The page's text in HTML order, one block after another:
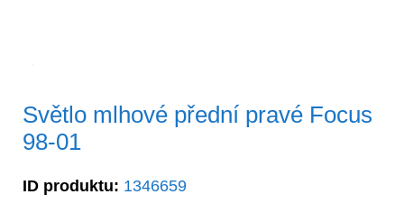
Světlo mlhové přední pravé Focus
98-01
ID produktu: 1346659